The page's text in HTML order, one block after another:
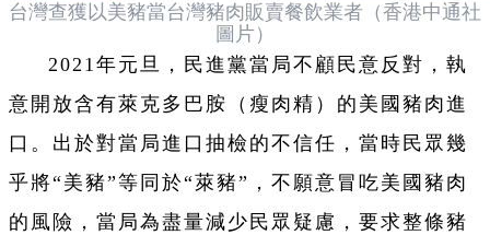
台灣查獲以美豬當台灣豬肉販賣餐飲業者（香港中通社
圖片）
2021年元旦，民進黨當局不顧民意反對，執
意開放含有萊克多巴胺（瘦肉精）的美國豬肉進
口。出於對當局進口抽檢的不信任，當時民眾幾
乎將“美豬”等同於“萊豬”，不願意冒吃美國豬肉
的風險，當局為盡量減少民眾疑慮，要求整條豬